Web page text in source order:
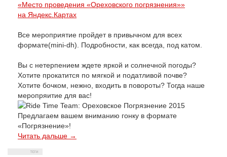
«Место проведения «Ореховского погрязнения»»
на Яндекс.Картах
Все мероприятие пройдет в привычном для всех
формате(mini-dh). Подробности, как всегда, под катом.
Вы с нетерпением ждете яркой и солнечной погоды?
Хотите прокатится по мягкой и податливой почве?
Хотите бочком, нежно, входить в повороты? Тогда наше
меропряитие для вас!
Предлагаем вашем вниманию гонку в формате
«Погрязнение»!
Читать дальше →